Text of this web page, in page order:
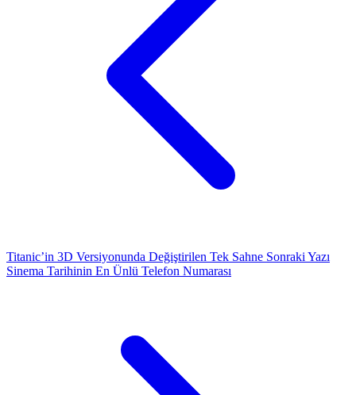
Titanic’in 3D Versiyonunda Değiştirilen Tek Sahne Sonraki Yazı
Sinema Tarihinin En Ünlü Telefon Numarası